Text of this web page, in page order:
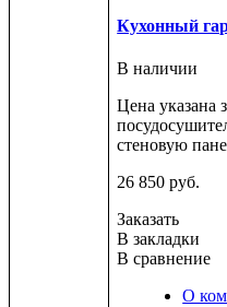
Кухонный
В наличии
Цена указана
стеновую
26 850 руб.
Заказать
В закладки
В сравнение
О